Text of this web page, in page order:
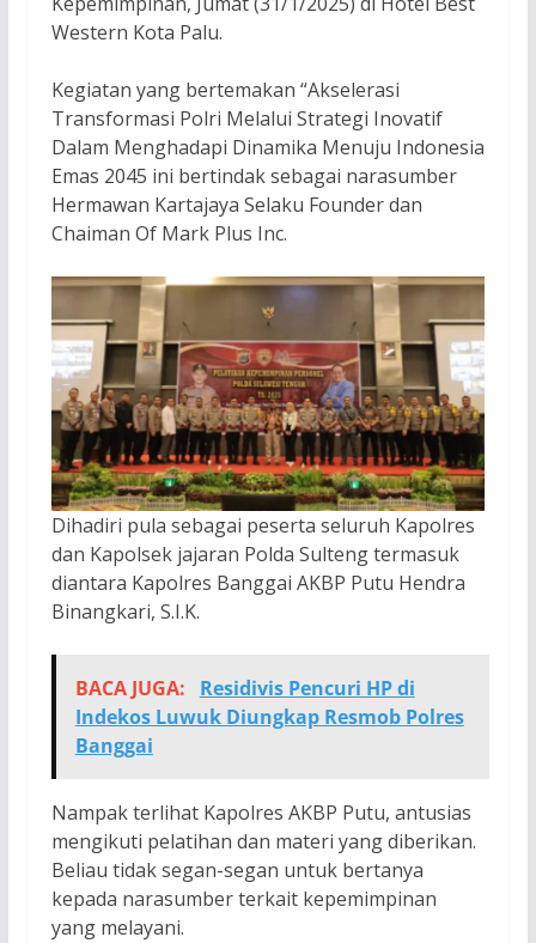
Western Kota Palu.
Kegiatan yang bertemakan “Akselerasi
Transformasi Polri Melalui Strategi Inovatif
Dalam Menghadapi Dinamika Menuju Indonesia
Emas 2045 ini bertindak sebagai narasumber
Hermawan Kartajaya Selaku Founder dan
Chaiman Of Mark Plus Inc.
Dihadiri pula sebagai peserta seluruh Kapolres
dan Kapolsek jajaran Polda Sulteng termasuk
diantara Kapolres Banggai AKBP Putu Hendra
Binangkari, S.I.K.
BACA JUGA:
Residivis Pencuri HP di
Indekos Luwuk Diungkap Resmob Polres
Banggai
Nampak terlihat Kapolres AKBP Putu, antusias
mengikuti pelatihan dan materi yang diberikan.
Beliau tidak segan-segan untuk bertanya
kepada narasumber terkait kepemimpinan
yang melayani.